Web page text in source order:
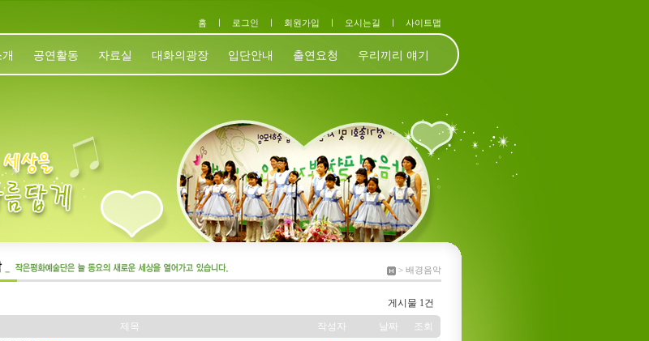
사이트맵
ㅣ
오시는길
ㅣ
회원가입
ㅣ
로그인
ㅣ
홈
공연활동 자료실 대화의광장 입단안내 출연요청 우리끼리 얘기
> 배경음악
게시물 1건
제목 작성자 날짜
조회